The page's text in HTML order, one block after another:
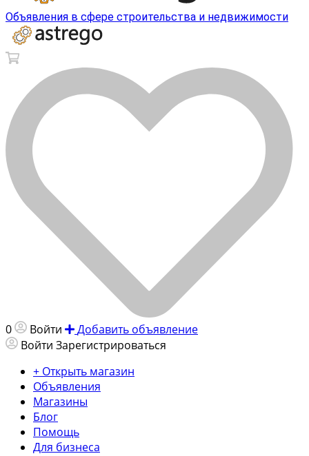
Объявления в сфере строительства и недвижимости
0 Войти
Добавить объявление
Войти Зарегистрироваться
+ Открыть магазин
Объявления
Магазины
Блог
Помощь
Для бизнеса